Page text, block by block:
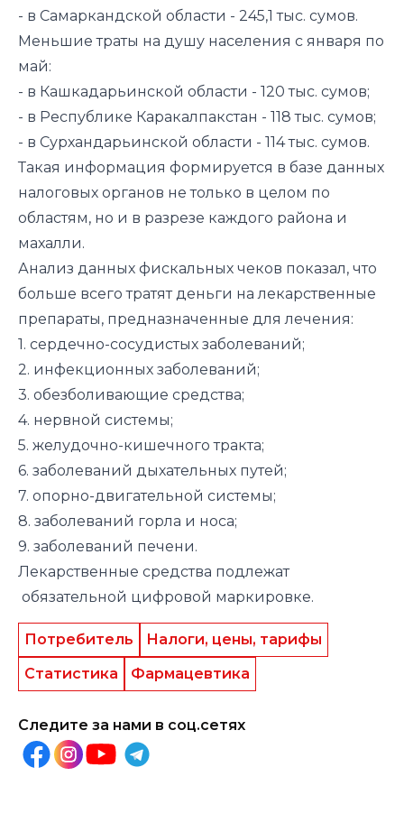
- в Самаркандской области - 245,1 тыс. сумов.
Меньшие траты на душу населения с января по
май:
- в Кашкадарьинской области - 120 тыс. сумов;
- в Республике Каракалпакстан - 118 тыс. сумов;
- в Сурхандарьинской области - 114 тыс. сумов.
Такая информация формируется в базе данных
налоговых органов не только в целом по
областям, но и в разрезе каждого района и
махалли.
Анализ данных фискальных чеков показал, что
больше всего тратят деньги на лекарственные
препараты, предназначенные для лечения:
1. сердечно-сосудистых заболеваний;
2. инфекционных заболеваний;
3. обезболивающие средства;
4. нервной системы;
5. желудочно-кишечного тракта;
6. заболеваний дыхательных путей;
7. опорно-двигательной системы;
8. заболеваний горла и носа;
9. заболеваний печени.
Лекарственные средства подлежат
обязательной цифровой маркировке.
Потребитель
Налоги, цены, тарифы
Статистика
Фармацевтика
Следите за нами в соц.сетях